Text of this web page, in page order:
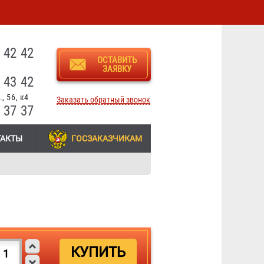
42
42
56, к4
37
ОСТАВИТЬ
ЗАЯВКУ
Заказать обратный звонок
ГОСЗАКАЗЧИКАМ